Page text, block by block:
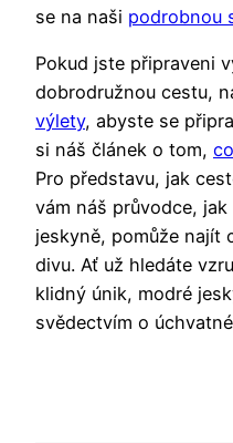
se na naši podrobnou
Pokud jste připraveni
dobrodružnou cestu,
výlety, abyste se
si náš článek o tom,
Pro představu, jak
vám náš průvodce,
jeskyně, pomůže najít
divu. Ať už hledáte
klidný únik, modré
svědectvím o